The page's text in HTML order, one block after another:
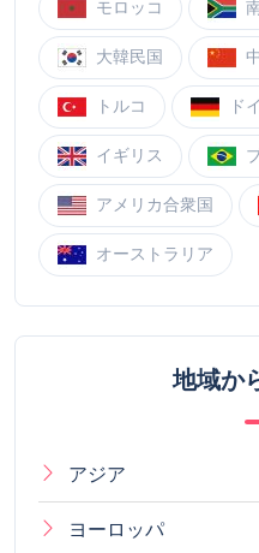
モロッコ
大韓民国
トルコ ド
イギリス
アメリカ合衆国
オーストラリア
地域か
アジア
ヨーロッパ